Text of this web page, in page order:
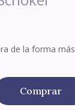
de la forma más
Comprar